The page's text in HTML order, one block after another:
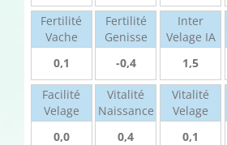
Fertilité
Vache
0,1
Fertilité
Genisse
-0,4
Inter
Velage IA
1,5
Facilité
Velage
0,0
Vitalité
Naissance
0,4
Vitalité
Velage
0,1